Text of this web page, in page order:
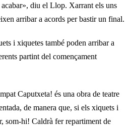
diu el Llop. Xarrant els uns
arribar a acords per bastir un final.
i xiquetes també poden arribar a
partint del començament
Caputxeta! és una obra de teatre
de manera que, si els xiquets i
som-hi! Caldrà fer repartiment de